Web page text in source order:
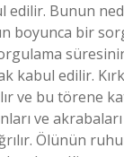
edilir. Bunun
boyunca bir
kabul edilir.
ve bu törene
ve
Ölünün